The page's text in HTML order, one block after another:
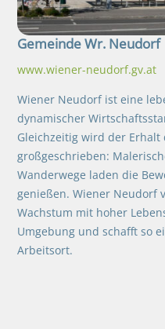
GemeindeWr. Neudorf
www.wiener-neudorf.gv.at
Wiener Neudorf ist eine
dynamischer
Gleichzeitig wird der
großgeschrieben:
Wanderwege laden die
genießen. Wiener Neudorf
Wachstum mit hoher
Umgebung und schafft so
Arbeitsort.